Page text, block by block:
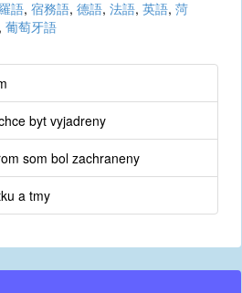
語, 宿務語, 德語, 法語, 英語, 菏
葡萄牙語
byt vyjadreny
som bol zachraneny
a tmy